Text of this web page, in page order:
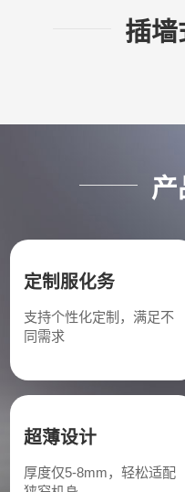
插墙
产
定制服化务
支持个性化定制，满足不
同需求
超薄设计
厚度仅5-8mm，轻松适配